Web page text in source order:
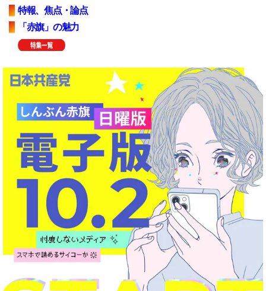
特報、焦点・論点
「赤旗」の魅力